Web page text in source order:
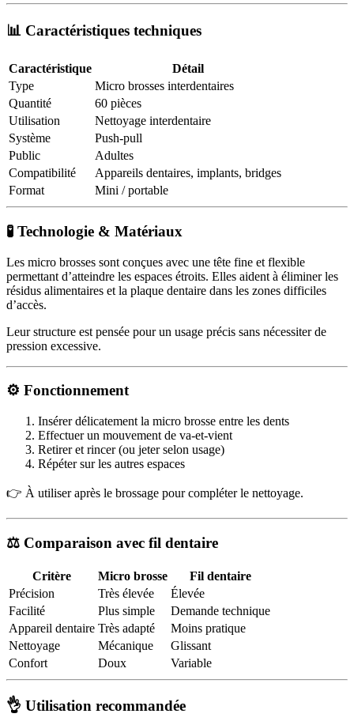
📊 Caractéristiques techniques
Caractéristique
Détail
Type
Micro brosses interdentaires
Quantité
60 pièces
Utilisation
Nettoyage interdentaire
Système
Push-pull
Public
Adultes
Compatibilité
Appareils dentaires, implants, bridges
Format
Mini / portable
🧪 Technologie & Matériaux
Les micro brosses sont conçues avec une tête fine et flexible
permettant d’atteindre les espaces étroits. Elles aident à éliminer les
résidus alimentaires et la plaque dentaire dans les zones difficiles
d’accès.
Leur structure est pensée pour un usage précis sans nécessiter de
pression excessive.
⚙️ Fonctionnement
Insérer délicatement la micro brosse entre les dents
Effectuer un mouvement de va-et-vient
Retirer et rincer (ou jeter selon usage)
Répéter sur les autres espaces
👉 À utiliser après le brossage pour compléter le nettoyage.
⚖️ Comparaison avec fil dentaire
Critère Micro brosse
Fil dentaire
Précision
Très élevée
Élevée
Facilité
Plus simple
Demande technique
Appareil dentaire Très adapté
Moins pratique
Nettoyage
Mécanique
Glissant
Confort
Doux Variable
👌 Utilisation recommandée